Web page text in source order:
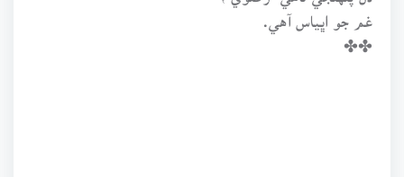
غم جو اڀياس آهي.
✤✤